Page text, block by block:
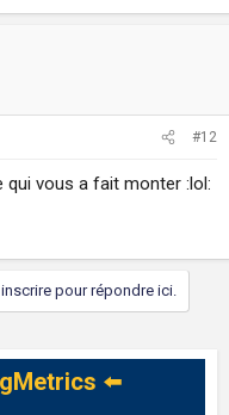
#12
vous a fait monter :lol:
pour répondre ici.
⬅️